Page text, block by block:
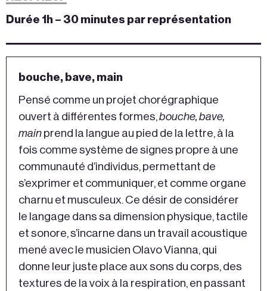
Durée 1h – 30 minutes par représentation
bouche, bave, main
Pensé comme un projet chorégraphique
ouvert à différentes formes,bouche, bave,
main prend la langue au pied de la lettre, à la
fois comme système de signes propre à une
communauté d’individus, permettant de
s’exprimer et communiquer, et comme organe
charnu et musculeux. Ce désir de considérer
le langage dans sa dimension physique, tactile
et sonore, s’incarne dans un travail acoustique
mené avec le musicien Olavo Vianna, qui
donne leur juste place aux sons du corps, des
textures de la voix à la respiration, en passant